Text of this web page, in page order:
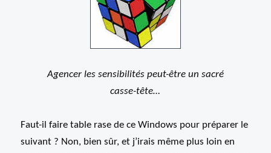
Agencer les sensibilités peut-être un sacré
casse-tête…
Faut-il faire table rase de ce Windows pour préparer le
suivant ? Non, bien sûr, et j’irais même plus loin en